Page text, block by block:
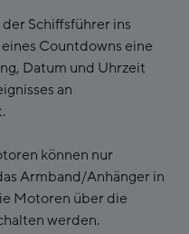
der Schiffsführer ins
Countdowns eine
Datum und Uhrzeit
an
können nur
Armband/Anhänger in
Motoren über die
werden.